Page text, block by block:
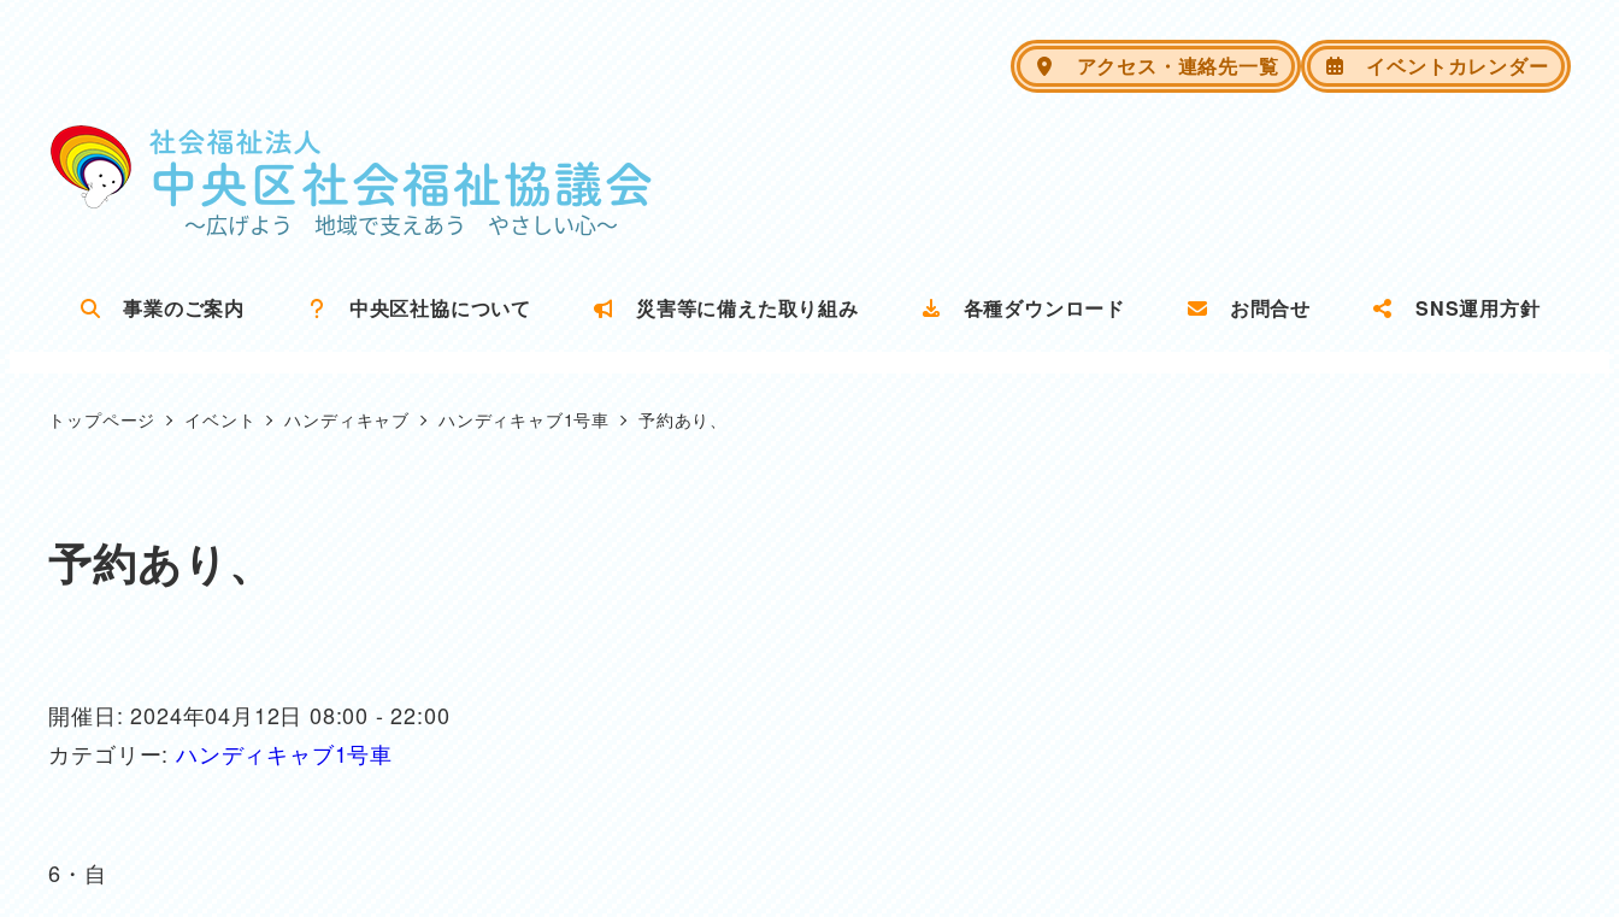
アクセス・連絡先一覧 イベントカレンダー
事業のご案内 中央区社協について 災害等に備えた取り組み 各種ダウンロード お問合せ SNS運用方針
トップページ イベント ハンディキャブ ハンディキャブ1号車 予約あり、
予約あり、
開催日: 2024年04月12日 08:00 - 22:00
カテゴリー: ハンディキャブ1号車
6・自